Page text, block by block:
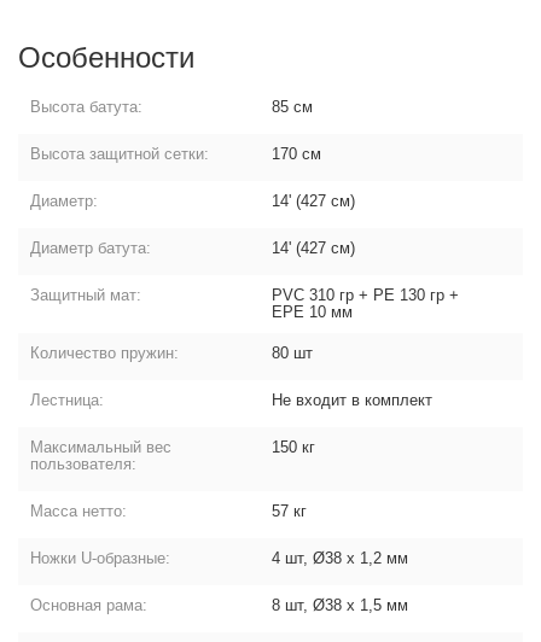
Особенности
Высота батута: 85 см
Высота защитной сетки: 170 см
Диаметр: 14' (427 см)
Диаметр батута: 14' (427 см)
Защитный мат:
PVC 310 гр + PE 130 гр +
EPE 10 мм
Количество пружин: 80 шт
Лестница: Не входит в комплект
Максимальный вес
пользователя:
150 кг
Масса нетто: 57 кг
Ножки U-образные: 4 шт, Ø38 х 1,2 мм
Основная рама: 8 шт, Ø38 х 1,5 мм